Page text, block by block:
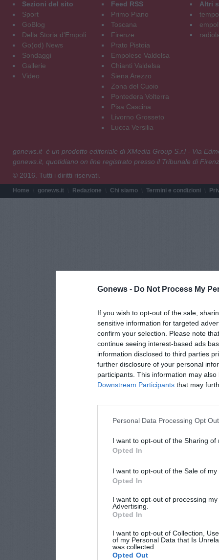
Gonews - Do Not Process My
If you wish to opt-out of the sale,
sensitive information for targeted
confirm your selection. Please note
continue seeing interest-based ads
information disclosed to third parties
further disclosure of your personal
participants. This information may
Downstream Participants that may
Personal Data Processing Opt
I want to opt-out of the Sharing of
Opted In
I want to opt-out of the Sale of
Opted In
I want to opt-out of processing
Advertising.
Opted In
I want to opt-out of Collection,
of my Personal Data that Is
was collected.
Opted Out
Sezioni del sito
Sport
GoBlog
Della Storia d'Empoli
Go(od) News
Sondaggi
Gallerie
Video
Feed RSS
Primo Piano
Toscana
Firenze
Prato Pistoia
Empolese Valdelsa
Chianti Valdelsa
Siena Arezzo
Zona del Cuoio
Pontedera Volterra
Pisa Cascina
Livorno Grosseto
Lucca Versilia
Altri
gonews.it è un prodotto editoriale di XMedia Group S.r.l - Via
gonews.it, quotidiano on line registrato presso il Tribunale di
© 2016. Tutti i diritti riservati.
Home gonews.it Redazione Chi siamo Termini e condizioni